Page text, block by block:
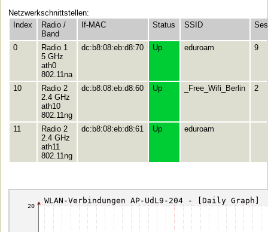
Netzwerkschnittstellen:
Index
Radio /
Band
If-MAC Status SSID
0
Radio 1
5 GHz
ath0
802.11na
dc:b8:08:eb:d8:70 Up eduroam 9
10
Radio 2
2.4 GHz
ath10
802.11ng
dc:b8:08:eb:d8:60 Up _Free_Wifi_Berlin 2
11
Radio 2
2.4 GHz
ath11
802.11ng
dc:b8:08:eb:d8:61 Up eduroam